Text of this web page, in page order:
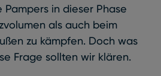
in dieser Phase
als auch beim
zu kämpfen. Doch was
Frage sollten wir klären.